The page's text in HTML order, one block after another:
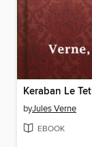
byJules Verne
EBOOK